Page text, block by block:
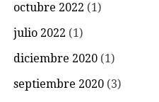
octubre 2022 (1)
julio 2022 (1)
diciembre 2020 (1)
septiembre 2020 (3)